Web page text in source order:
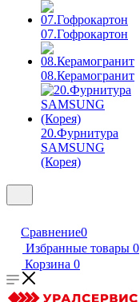
07.Гофрокартон
08.Керамогранит
20.Фурнитура
SAMSUNG
(Корея)
Сравнение0
Избранные товары 0
Корзина 0